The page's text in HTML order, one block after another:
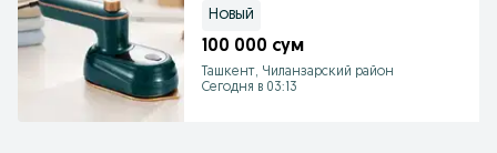
Новый
100 000 сум
Ташкент, Чиланзарский район
Сегодня в 03:13